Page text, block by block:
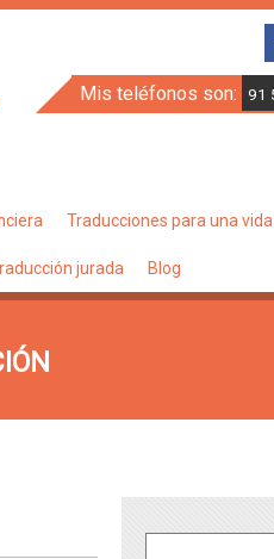
Mis teléfonos son: 91
Traducciones para una
jurada Blog